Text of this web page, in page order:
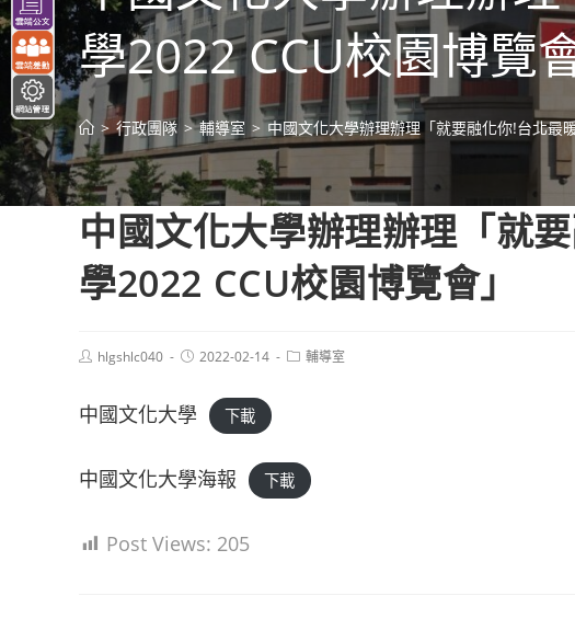
學2022 CCU校園博覽
> 行政團隊 > 輔導室 > 中國文化大學辦理辦理「就要融化你!台北最
中國文化大學辦理辦理「就
學2022 CCU校園博覽會」
Posthlgshlc040
Post2022-02-14
Post輔導室
中國文化大學 下載
中國文化大學海報 下載
Post Views: 205